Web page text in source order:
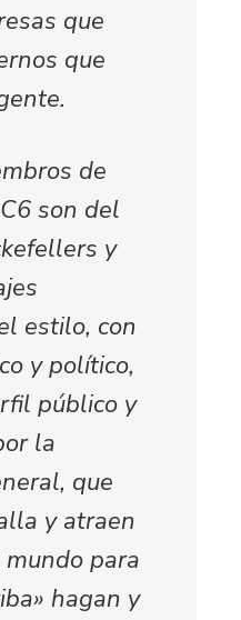
que
que
de
son del
y
estilo, con
y político,
público y
la
que
y atraen
para
hagan y